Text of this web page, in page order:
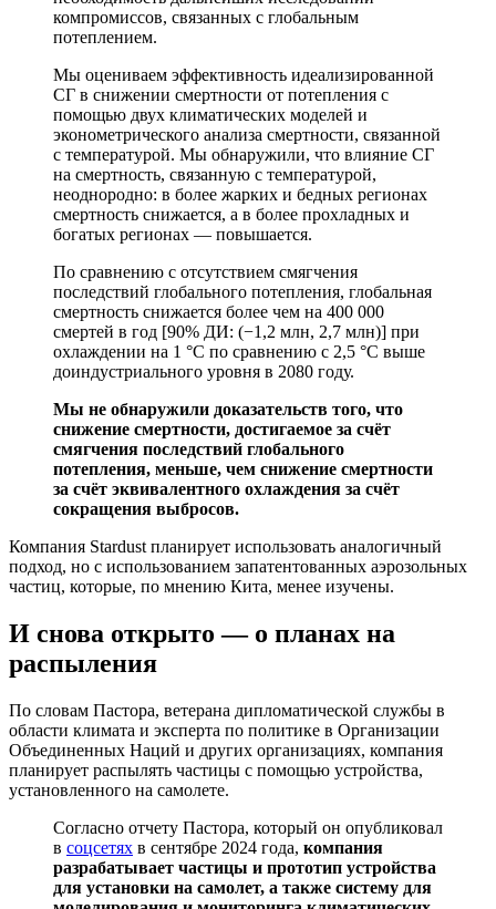
компромиссов, связанных с глобальным
потеплением.
Мы оцениваем эффективность идеализированной
СГ в снижении смертности от потепления с
помощью двух климатических моделей и
эконометрического анализа смертности, связанной
с температурой. Мы обнаружили, что влияние СГ
на смертность, связанную с температурой,
неоднородно: в более жарких и бедных регионах
смертность снижается, а в более прохладных и
богатых регионах — повышается.
По сравнению с отсутствием смягчения
последствий глобального потепления, глобальная
смертность снижается более чем на 400 000
смертей в год [90% ДИ: (−1,2 млн, 2,7 млн)] при
охлаждении на 1 °C по сравнению с 2,5 °C выше
доиндустриального уровня в 2080 году.
Мы не обнаружили доказательств того, что
снижение смертности, достигаемое за счёт
смягчения последствий глобального
потепления, меньше, чем снижение смертности
за счёт эквивалентного охлаждения за счёт
сокращения выбросов.
Компания Stardust планирует использовать аналогичный
подход, но с использованием запатентованных аэрозольных
частиц, которые, по мнению Кита, менее изучены.
И снова открыто — о планах на
распыления
По словам Пастора, ветерана дипломатической службы в
области климата и эксперта по политике в Организации
Объединенных Наций и других организациях, компания
планирует распылять частицы с помощью устройства,
установленного на самолете.
Согласно отчету Пастора, который он опубликовал
в соцсетях в сентябре 2024 года, компания
разрабатывает частицы и прототип устройства
для установки на самолет, а также систему для